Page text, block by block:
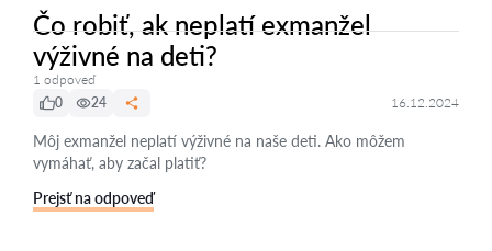
Čo robiť, ak neplatí exmanžel
výživné na deti?
1 odpoveď
0
24 16.12.2024
Môj exmanžel neplatí výživné na naše deti. Ako môžem
vymáhať, aby začal platiť?
Prejsť na odpoveď